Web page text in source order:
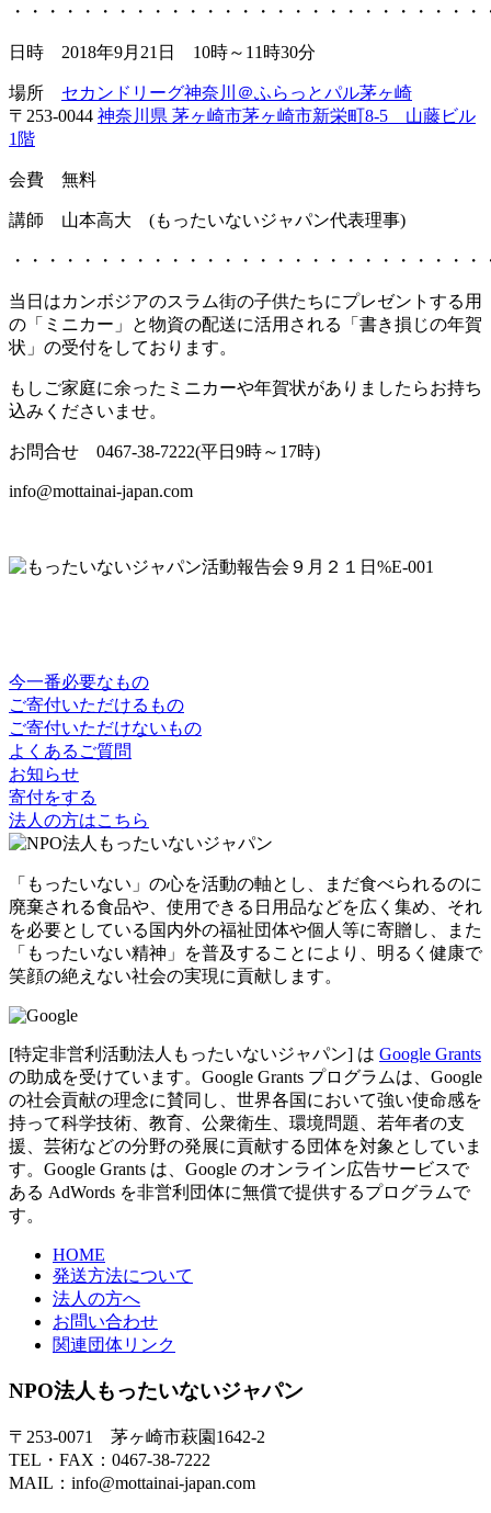
・・・・・・・・・・・・・・・・・・・・・・・・・・・
日時 2018年9月21日 10時～11時30分
場所 セカンドリーグ神奈川＠ふらっとパル茅ヶ崎
〒253-0044 神奈川県 茅ヶ崎市茅ヶ崎市新栄町8-5 山藤ビル
1階
会費 無料
講師 山本高大 (もったいないジャパン代表理事)
・・・・・・・・・・・・・・・・・・・・・・・・・・・
当日はカンボジアのスラム街の子供たちにプレゼントする用
の「ミニカー」と物資の配送に活用される「書き損じの年賀
状」の受付をしております。
もしご家庭に余ったミニカーや年賀状がありましたらお持ち
込みくださいませ。
お問合せ 0467-38-7222(平日9時～17時)
info@mottainai-japan.com
今一番必要なもの
ご寄付いただけるもの
ご寄付いただけないもの
よくあるご質問
お知らせ
寄付をする
法人の方はこちら
「もったいない」の心を活動の軸とし、まだ食べられるのに
廃棄される食品や、使用できる日用品などを広く集め、それ
を必要としている国内外の福祉団体や個人等に寄贈し、また
「もったいない精神」を普及することにより、明るく健康で
笑顔の絶えない社会の実現に貢献します。
[特定非営利活動法人もったいないジャパン] は Google Grants
の助成を受けています。Google Grants プログラムは、Google
の社会貢献の理念に賛同し、世界各国において強い使命感を
持って科学技術、教育、公衆衛生、環境問題、若年者の支
援、芸術などの分野の発展に貢献する団体を対象としていま
す。Google Grants は、Google のオンライン広告サービスで
ある AdWords を非営利団体に無償で提供するプログラムで
す。
HOME
発送方法について
法人の方へ
お問い合わせ
関連団体リンク
NPO法人もったいないジャパン
〒253-0071 茅ヶ崎市萩園1642-2
TEL・FAX：0467-38-7222
MAIL：info@mottainai-japan.com